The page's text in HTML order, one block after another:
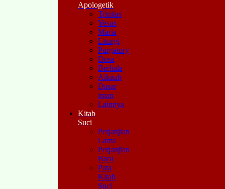
Apologetik
Trinitas
Yesus
Maria
Liturgi
Purgatory
Dosa
Berhala
Alkitab
Dasar
iman
Lainnya
Kitab
Suci
Perjanjian
Lama
Perjanjian
Baru
Pata
Kitab
Suci